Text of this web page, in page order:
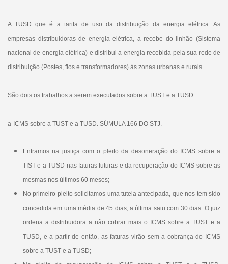
A TUSD que é a tarifa de uso da distribuição da energia elétrica. As
empresas distribuidoras de energia elétrica, a recebe do linhão (Sistema
nacional de energia elétrica) e distribui a energia recebida pela sua rede de
distribuição (Postes, fios e transformadores) às zonas urbanas e rurais.
São dois os trabalhos a serem executados sobre a TUST e a TUSD:
a-ICMS sobre a TUST e a TUSD. SÚMULA 166 DO STJ.
Entramos na justiça com o pleito da desoneração do ICMS sobre a
TIST e a TUSD nas faturas futuras e da recuperação do ICMS sobre as
mesmas nos últimos 60 meses;
No primeiro pleito solicitamos uma tutela antecipada, que nos tem sido
concedidaem uma média de 45 dias, a última saiu com 30 dias. O juiz
ordena a distribuidora a não cobrar mais o ICMS sobre a TUST e a
TUSD, e a partir de então, as faturas virão sem a cobrança do ICMS
sobre a TUST e a TUSD;